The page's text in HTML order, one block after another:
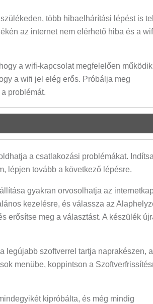
több hibaelhárítási lépést is
az internet nem elérhető hiba és a
a wifi-kapcsolat megfelelően
a wifi jel elég erős. Próbálja meg
problémát.
a csatlakozási problémákat.
lépjen tovább a következő lépésre.
gyakran orvosolhatja az
kezelésre, és válassza az
erősítse meg a választást. A készülék
legújabb szoftverrel tartja naprakészen,
menübe, koppintson a
kipróbálta, és még mindig